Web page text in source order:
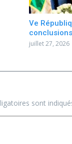
Ve
juillet 27, 2026
sont